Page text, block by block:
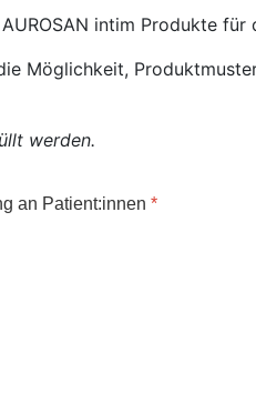
intim Produkte für
Möglichkeit,
werden.
an Patient:innen *